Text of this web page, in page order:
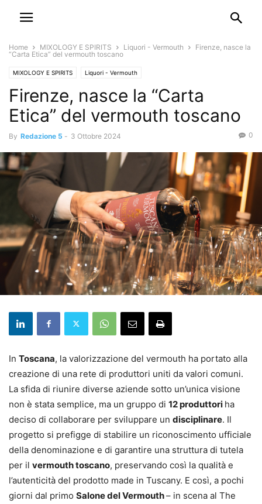
Home MIXOLOGY E SPIRITS Liquori - Vermouth
Firenze, nasce la
“Carta Etica” del vermouth toscano
MIXOLOGY E SPIRITS Liquori - Vermouth
Firenze, nasce la “Carta
Etica” del vermouth toscano
By Redazione 5 - 3 Ottobre 2024 0
In Toscana, la valorizzazione del vermouth ha portato alla
creazione di una rete di produttori uniti da valori comuni.
La sfida di riunire diverse aziende sotto un’unica visione
non è stata semplice, ma un gruppo di 12 produttori ha
deciso di collaborare per sviluppare un disciplinare. Il
progetto si prefigge di stabilire un riconoscimento ufficiale
della denominazione e di garantire una struttura di tutela
per il vermouth toscano, preservando così la qualità e
l’autenticità del prodotto made in Tuscany. E così, a pochi
giorni dal primo Salone del Vermouth– in scena al The